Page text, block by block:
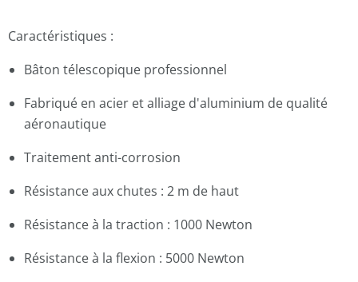
Caractéristiques :
Bâton télescopique professionnel
Fabriqué en acier et alliage d'aluminium de qualité
aéronautique
Traitement anti-corrosion
Résistance aux chutes : 2 m de haut
Résistance à la traction : 1000 Newton
Résistance à la flexion : 5000 Newton